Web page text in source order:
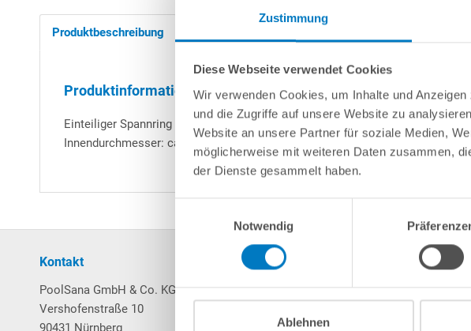
Zustimmung
Diese Webseite verwendet Cookies
Wir verwenden Cookies, um Inhalte und
und die Zugriffe auf unsere Website zu
Website an unsere Partner für soziale Medien,
möglicherweise mit weiteren Daten zusammen,
der Dienste gesammelt haben.
Notwendig
Ablehnen
Produktbeschreibung
Produktinformationen "Spannring für POOLSANA Filter Ø300/
Einteiliger Spannring mit Drehgelenk sowie Schraube und Mutter. Passend
Innendurchmesser: ca. 16,5 cm.
Kontakt
PoolSana GmbH & Co. KG
Vershofenstraße 10
90431 Nürnberg
Mein Konto